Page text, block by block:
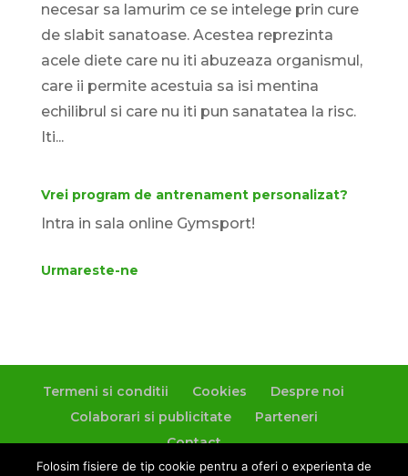
necesar sa lamurim ce se intelege prin cure
de slabit sanatoase. Acestea reprezinta
acele diete care nu iti abuzeaza organismul,
care ii permite acestuia sa isi mentina
echilibrul si care nu iti pun sanatatea la risc.
Iti...
Vrei program de antrenament personalizat?
Intra in sala online Gymsport!
Urmareste-ne
Termeni si conditii Cookies
Despre noi
Colaborari si publicitate
Parteneri
Contact
Folosim fisiere de tip cookie pentru a oferi o experienta de